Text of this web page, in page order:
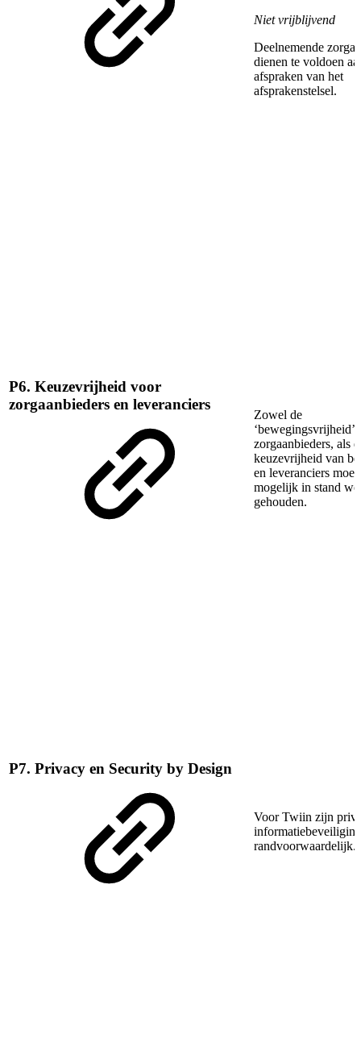
Niet vrijblijvend
Deelnemende
dienen te voldoen
afspraken van het
afsprakenstelsel.
P6. Keuzevrijheid voor
zorgaanbieders en leveranciers
Zowel de
‘bewegingsvrijheid’
zorgaanbieders, als
keuzevrijheid van
en leveranciers
mogelijk in stand
gehouden.
P7. Privacy en Security by Design
Voor Twiin zijn
informatiebeveiliging
randvoorwaardelijk.